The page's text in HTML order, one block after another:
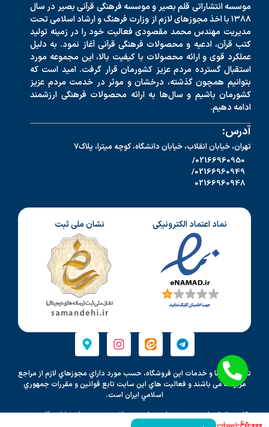
موسسه انتشاراتی قلم بصیر و موسسه فرهنگی قرآنی بصیر در سال
۱۳۸۸ با اخذ مجوزهای لازم از وزارت فرهنگ و ارشاد اسلامی تحت
مدیریت مهندس محمد مقصودی فعالیت خود را در زمینه تولید
کتب قرآن، ادعیه و محصولات فرهنگی قرآنی آغاز نمود. به دلیل
عملکرد قوی و ارائه محصولات با کیفیت بالا، این مجموعه مورد
استقبال گسترده مردم عزیز کشورمان قرار گرفت. امید است که
بتوانیم همچون گذشته، درخشان و موثر در خدمت مردم عزیز
کشورمان باشیم و سال‌ها به ارائه محصولات فرهنگی ارزشمند
ادامه دهیم.
آدرس:
تهران، خیابان انقلاب، خیابان دانشگاه، کوچه میترا، پلاک7
02166960950/
02166960949/
02166960948
نماد اعتماد الکترونیکی نشان ملی ثبت
تمامي كالاها و خدمات اين فروشگاه، حسب مورد داراي مجوزهاي لازم از مراجع
مربوطه می باشند و فعاليت هاي اين سايت تابع قوانين و مقررات جمهوري
اسلامي ايران است.
کلیه حقوق مادی و معنوی این سایت متعلق به موسسه انتشاراتی قلم بصیر